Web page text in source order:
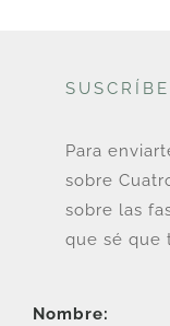
Para
sobre
sobre las
que sé que
Nombre: